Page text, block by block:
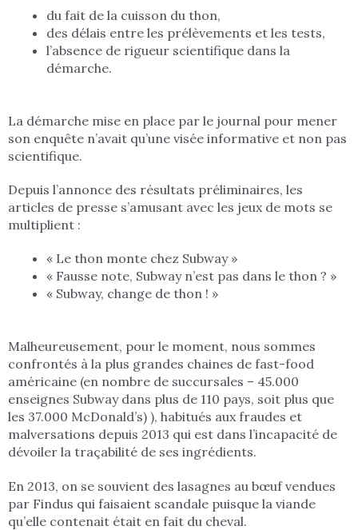
du fait de la cuisson du thon,
des délais entre les prélèvements et les tests,
l’absence de rigueur scientifique dans la
démarche.
La démarche mise en place par le journal pour mener
son enquête n’avait qu’une visée informative et non pas
scientifique.
Depuis l’annonce des résultats préliminaires, les
articles de presse s’amusant avec les jeux de mots se
multiplient :
« Le thon monte chez Subway »
« Fausse note, Subway n’est pas dans le thon ? »
« Subway, change de thon ! »
Malheureusement, pour le moment, nous sommes
confrontés à la plus grandes chaines de fast-food
américaine (en nombre de succursales – 45.000
enseignes Subway dans plus de 110 pays, soit plus que
les 37.000 McDonald’s) ), habitués aux fraudes et
malversations depuis 2013 qui est dans l’incapacité de
dévoiler la traçabilité de ses ingrédients.
En 2013, on se souvient des lasagnes au bœuf vendues
par Findus qui faisaient scandale puisque la viande
qu’elle contenait était en fait du cheval.